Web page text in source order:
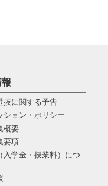
抜に関する予告
ション・ポリシー
概要
要項
入学金・授業料）につ